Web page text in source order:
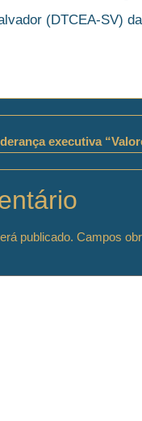
(DTCEA-SV)
publicado. Campos